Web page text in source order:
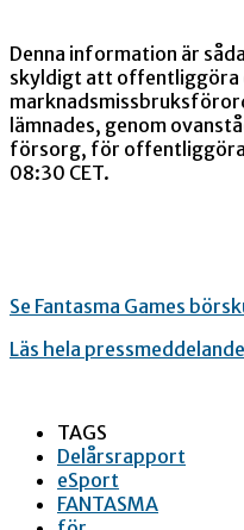
Denna information är
skyldigt att offentliggöra
lämnades, genom
försorg, för
08:30 CET.
Se Fantasma Games
Läs hela
TAGS
Delårsrapport
eSport
FANTASMA